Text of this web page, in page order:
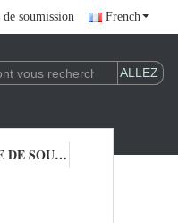
de soumission French
DEMANDE DE SOUMISSION